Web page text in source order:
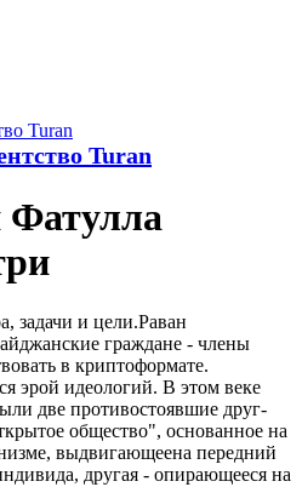
Turan
Фатулла
задачи и цели.Раван
граждане - члены
в криптоформате.
эрой идеологий. B этом веке
две противостоявшие друг-
общество", основанное на
выдвигающеена передний
другая - опирающееся на